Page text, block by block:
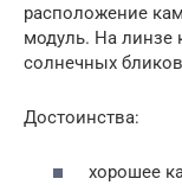
расположение
модуль. На линзе
солнечных
Достоинства:
хорошее